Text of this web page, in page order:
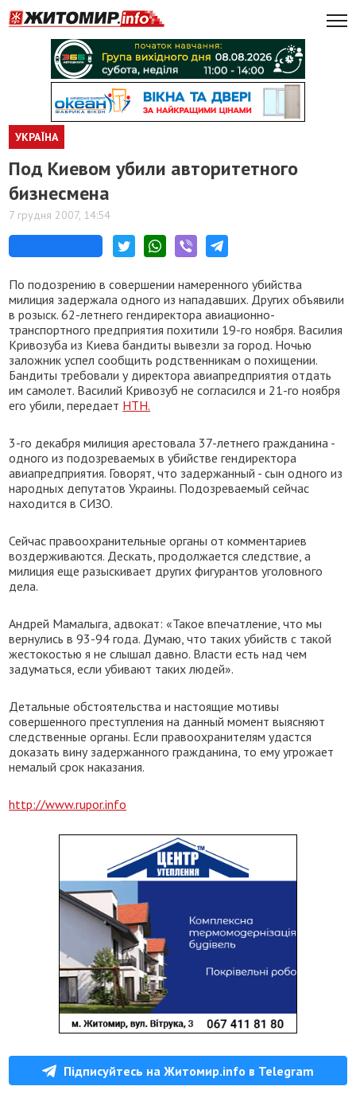
УКРАЇНА
Под Киевом убили авторитетного
бизнесмена
7 грудня 2007, 14:54
По подозрению в совершении намеренного убийства
милиция задержала одного из нападавших. Других объявили
в розыск. 62-летнего гендиректора авиационно-
транспортного предприятия похитили 19-го ноября. Василия
Кривозуба из Киева бандиты вывезли за город. Ночью
заложник успел сообщить родственникам о похищении.
Бандиты требовали у директора авиапредприятия отдать
им самолет. Василий Кривозуб не согласился и 21-го ноября
его убили, передает НТН.
3-го декабря милиция арестовала 37-летнего гражданина -
одного из подозреваемых в убийстве гендиректора
авиапредприятия. Говорят, что задержанный - сын одного из
народных депутатов Украины. Подозреваемый сейчас
находится в СИЗО.
Сейчас правоохранительные органы от комментариев
воздерживаются. Дескать, продолжается следствие, а
милиция еще разыскивает других фигурантов уголовного
дела.
Андрей Мамалыга, адвокат: «Такое впечатление, что мы
вернулись в 93-94 года. Думаю, что таких убийств с такой
жестокостью я не слышал давно. Власти есть над чем
задуматься, если убивают таких людей».
Детальные обстоятельства и настоящие мотивы
совершенного преступления на данный момент выясняют
следственные органы. Если правоохранителям удастся
доказать вину задержанного гражданина, то ему угрожает
немалый срок наказания.
http://www.rupor.info
Підписуйтесь на Житомир.info в Telegram